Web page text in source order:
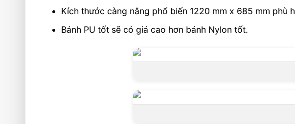
Kích thước càng nâng phổ biến 1220 mm x 685 mm phù
Bánh PU tốt sẽ có giá cao hơn bánh Nylon tốt.